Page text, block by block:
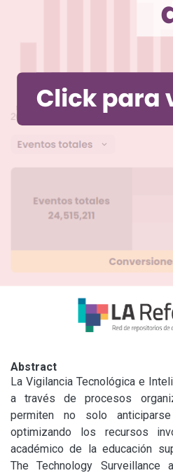
Abstract
La Vigilancia Tecnológica e
a través de procesos
permiten no solo
optimizando los recursos
académico de la educación
ingeniería en particular, no
The Technology Surveillance